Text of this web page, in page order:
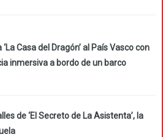
‘La Casa del Dragón’ al País Vasco con
inmersiva a bordo de un barco
de ‘El Secreto de La Asistenta’, la